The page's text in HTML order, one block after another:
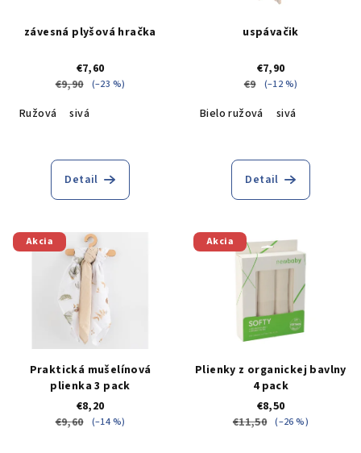
závesná plyšová hračka
€7,60
€9,90
(–23 %)
Ružová sivá
Detail
uspávačik
€7,90
€9
(–12 %)
Bielo ružová sivá
Detail
Akcia
Praktická mušelínová
plienka 3 pack
€8,20
€9,60
(–14 %)
Akcia
Plienky z organickej bavlny
4 pack
€8,50
€11,50 (–26 %)